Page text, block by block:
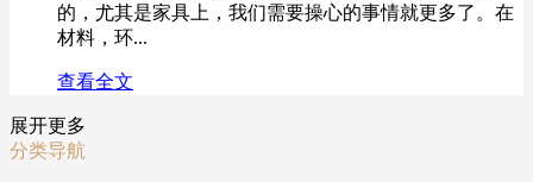
的，尤其是家具上，我们需要操心的事情就更多了。在
材料，环...
查看全文
展开更多
分类导航